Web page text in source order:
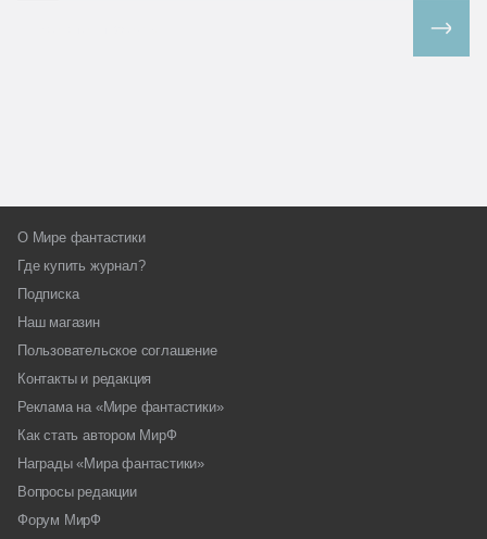
О Мире фантастики
Где купить журнал?
Подписка
Наш магазин
Пользовательское соглашение
Контакты и редакция
Реклама на «Мире фантастики»
Как стать автором МирФ
Награды «Мира фантастики»
Вопросы редакции
Форум МирФ